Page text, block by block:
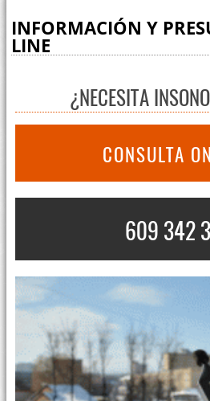
INFORMACIÓN Y
LINE
¿NECESITA
CONSULTA
609 342